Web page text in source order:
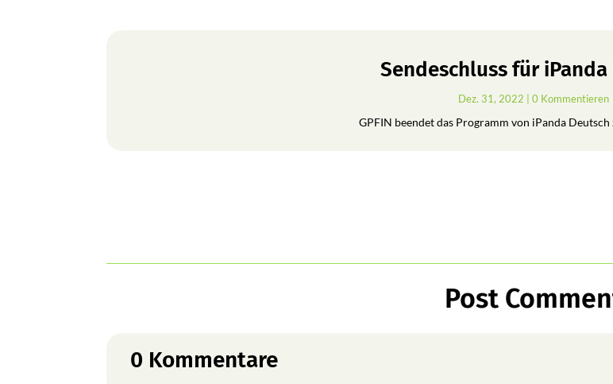
Sendeschluss für iPanda
Dez. 31, 2022 | 0 Kommentieren
GPFIN beendet das Programm von iPanda Deutsch
Post
0 Kommentare